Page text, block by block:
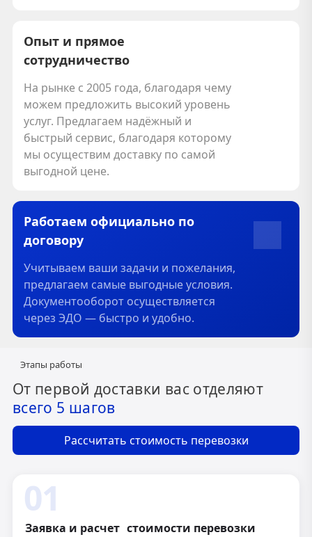
Опыт и прямое
сотрудничество
На рынке с 2005 года, благодаря чему
можем предложить высокий уровень
услуг. Предлагаем надёжный и
быстрый сервис, благодаря которому
мы осуществим доставку по самой
выгодной цене.
Работаем официально по
договору
Учитываем ваши задачи и пожелания,
предлагаем самые выгодные условия.
Документооборот осуществляется
через ЭДО — быстро и удобно.
Этапы работы
От первой доставки вас отделяют
всего 5 шагов
Рассчитать стоимость перевозки
01
Заявка и расчет стоимости перевозки